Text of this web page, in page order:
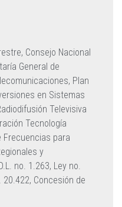
Consejo Nacional
General de
Plan
en Sistemas
Televisiva
Tecnología
Frecuencias para
y
no. 1.263, Ley no.
20.422, Concesión de